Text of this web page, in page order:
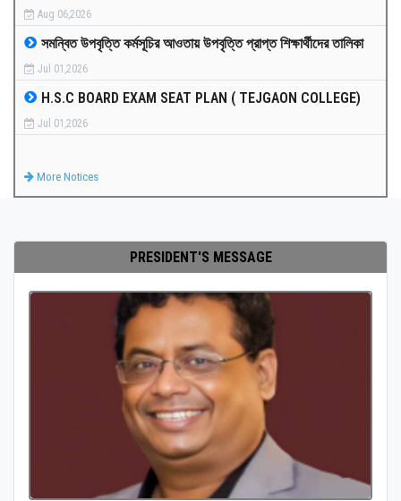
PAYMENT
CO-CURRICULUM
RESULTS
Aug 06,2026
সমন্বিত উপবৃত্তি কর্মসূচির আওতায় উপবৃত্তি প্রাপ্ত শিক্ষার্থীদের তালিকা
Jul 01,2026
H.S.C BOARD EXAM SEAT PLAN ( TEJGAON COLLEGE)
Jul 01,2026
More Notices
PRESIDENT'S MESSAGE